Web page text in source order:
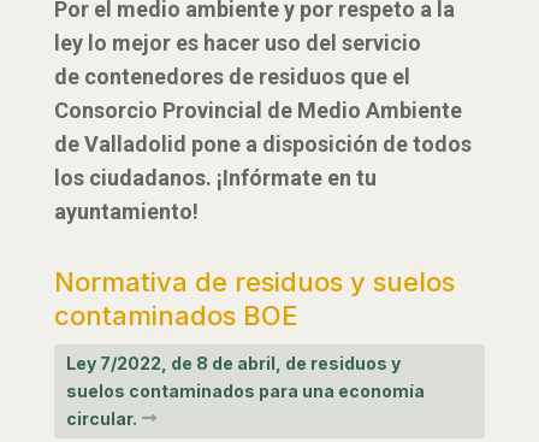
Por el medio ambiente y por respeto a la
ley lo mejor es hacer uso del servicio
de contenedores de residuos que el
Consorcio Provincial de Medio Ambiente
de Valladolid pone a disposición de todos
los ciudadanos. ¡Infórmate en tu
ayuntamiento!
Normativa de residuos y suelos
contaminados BOE
Ley 7/2022, de 8 de abril, de residuos y
suelos contaminados para una economía
circular.